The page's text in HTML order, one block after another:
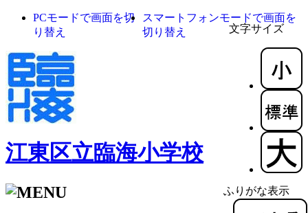
文字サイズ
ふりがな表示
PCモードで画面を切
り替え
スマートフォンモードで画面を
切り替え
江東区立臨海小学校